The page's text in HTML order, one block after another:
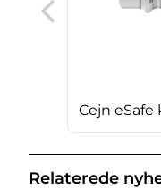
Cejn
Relaterede